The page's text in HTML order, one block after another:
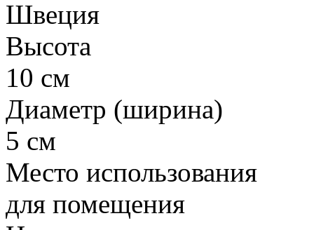
Швеция
Высота
10 см
Диаметр (ширина)
5 см
Место использования
для помещения